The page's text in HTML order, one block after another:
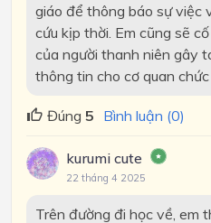
giáo để thông báo sự việc
cứu kịp thời. Em cũng sẽ
của người thanh niên gây
thông tin cho cơ quan chức
Đúng 5 Bình luận (0)
kurumi cute
22 tháng 4 2025
Trên đường đi học về, em